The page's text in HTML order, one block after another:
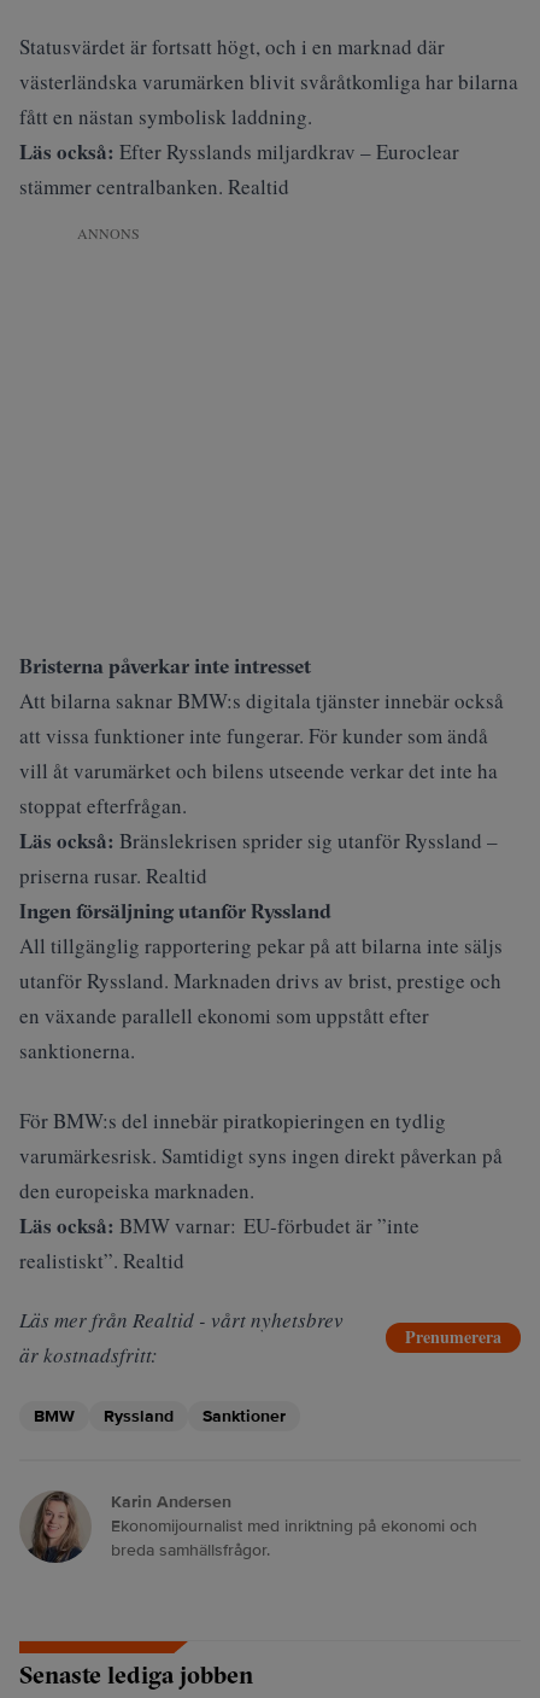
Statusvärdet är fortsatt högt, och i en marknad där
västerländska varumärken blivit svåråtkomliga har bilarna
fått en nästan symbolisk laddning.
Läs också: Efter Rysslands miljardkrav – Euroclear
stämmer centralbanken. Realtid
ANNONS
Bristerna påverkar inte intresset
Att bilarna saknar BMW:s digitala tjänster innebär också
att vissa funktioner inte fungerar. För kunder som ändå
vill åt varumärket och bilens utseende verkar det inte ha
stoppat efterfrågan.
Läs också: Bränslekrisen sprider sig utanför Ryssland –
priserna rusar. Realtid
Ingen försäljning utanför Ryssland
All tillgänglig rapportering pekar på att bilarna inte säljs
utanför Ryssland. Marknaden drivs av brist, prestige och
en växande parallell ekonomi som uppstått efter
sanktionerna.
För BMW:s del innebär piratkopieringen en tydlig
varumärkesrisk. Samtidigt syns ingen direkt påverkan på
den europeiska marknaden.
Läs också: BMW varnar: EU-förbudet är ”inte
realistiskt”. Realtid
Läs mer från Realtid - vårt nyhetsbrev
är kostnadsfritt:
Prenumerera
BMW Ryssland Sanktioner
Karin Andersen
Ekonomijournalist med inriktning på ekonomi och
breda samhällsfrågor.
Senaste lediga jobben